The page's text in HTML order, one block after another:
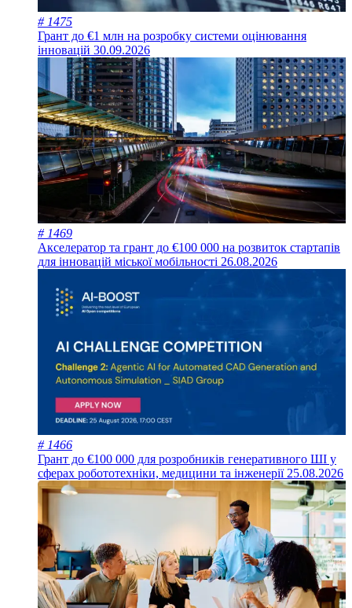
# 1475
Грант до €1 млн на розробку системи оцінювання
інновацій 30.09.2026
# 1469
Акселератор та грант до €100 000 на розвиток стартапів
для інновацій міської мобільності 26.08.2026
# 1466
Грант до €100 000 для розробників генеративного ШІ у
сферах робототехніки, медицини та інженерії 25.08.2026